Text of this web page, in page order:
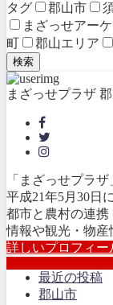
タグ 郡山市
まざっせアーケ
町
郡山エリア
検索
まざっせプラザ
「まざっせプラ
平成21年5月30日
都市と農村の連携
情報や観光・物産
詳しいプロフィー
最近の投稿
郡山市